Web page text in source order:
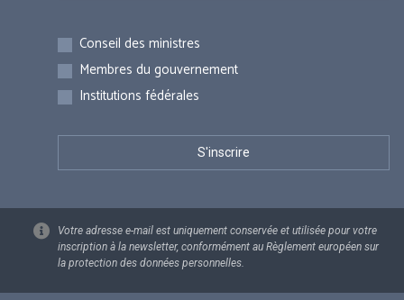
Inscriptions
Conseil des ministres
Membres du gouvernement
Institutions fédérales
Votre adresse e-mail est uniquement conservée et utilisée pour votre
inscription à la newsletter, conformément au Règlement européen sur
la protection des données personnelles.